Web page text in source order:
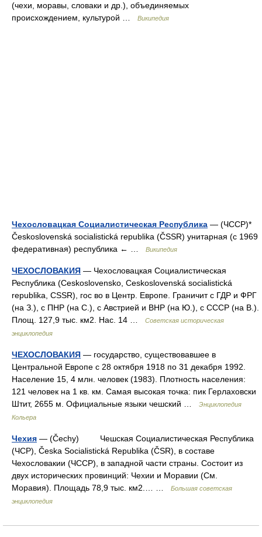
(чехи, моравы, словаки и др.), объединяемых
происхождением, культурой …
Википедия
Чехословацкая Социалистическая Республика — (ЧССР)*
Československá socialistická republika (ČSSR) унитарная (с 1969
федеративная) республика ← …
Википедия
ЧЕХОСЛОВАКИЯ — Чехословацкая Социалистическая
Республика (Ceskoslovensko, Ceskoslovenská socialistická
republika, CSSR), гос во в Центр. Европе. Граничит с ГДР и ФРГ
(на З.), с ПНР (на С.), с Австрией и ВНР (на Ю.), с СССР (на В.).
Площ. 127,9 тыс. км2. Нас. 14 …
Советская историческая
энциклопедия
ЧЕХОСЛОВАКИЯ — государство, существовавшее в
Центральной Европе с 28 октября 1918 по 31 декабря 1992.
Население 15, 4 млн. человек (1983). Плотность населения:
121 человек на 1 кв. км. Самая высокая точка: пик Герлаховски
Штит, 2655 м. Официальные языки чешский …
Энциклопедия
Кольера
Чехия — (Čechy) Чешская Социалистическая Республика
(ЧСР), Česka Socialistická Republika (ČSR), в составе
Чехословакии (ЧССР), в западной части страны. Состоит из
двух исторических провинций: Чехии и Моравии (См.
Моравия). Площадь 78,9 тыс. км2.… …
Большая советская
энциклопедия